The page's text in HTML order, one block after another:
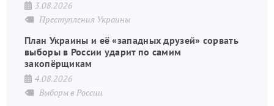
3.08.2026
Преступления Украины
План Украины и её «западных друзей» сорвать
выборы в России ударит по самим
закопёрщикам
4.08.2026
Выборы в России